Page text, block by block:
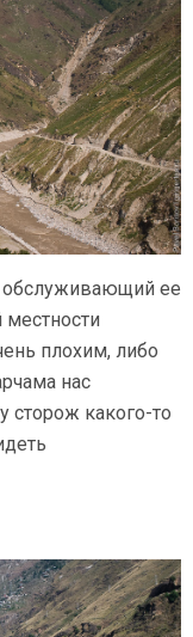
обслуживающий ее
плохим, либо
нас
сторож какого-то